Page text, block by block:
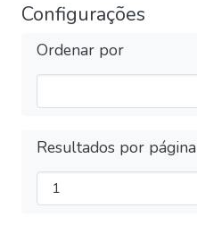
Configurações
Ordenar por
Resultados por página